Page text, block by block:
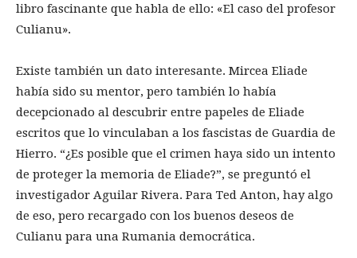
libro fascinante que habla de ello: «El caso del profesor
Culianu».
Existe también un dato interesante. Mircea Eliade
había sido su mentor, pero también lo había
decepcionado al descubrir entre papeles de Eliade
escritos que lo vinculaban a los fascistas de Guardia de
Hierro. “¿Es posible que el crimen haya sido un intento
de proteger la memoria de Eliade?”, se preguntó el
investigador Aguilar Rivera. Para Ted Anton, hay algo
de eso, pero recargado con los buenos deseos de
Culianu para una Rumania democrática.